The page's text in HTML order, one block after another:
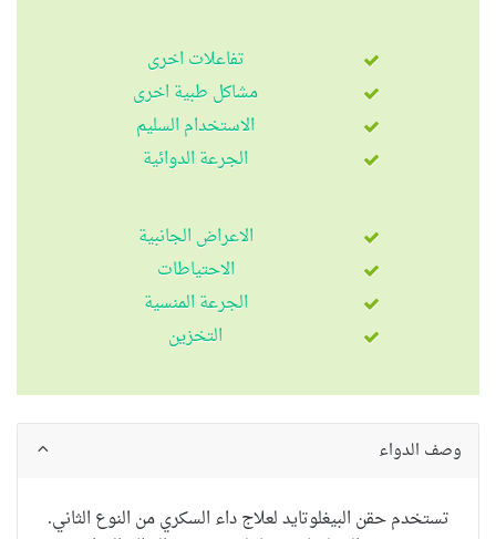
تفاعلات اخرى
مشاكل طبية اخرى
الاستخدام السليم
الجرعة الدوائية
الاعراض الجانبية
الاحتياطات
الجرعة المنسية
التخزين
وصف الدواء
تستخدمحقن البيغلوتايدلعلاج داء السكري من النوع الثاني.